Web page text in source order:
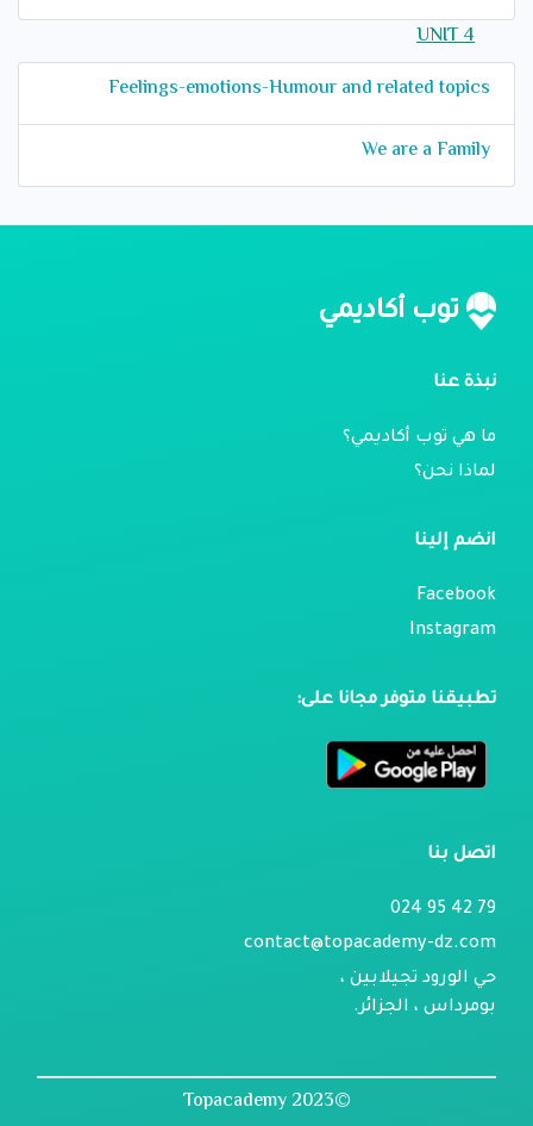
UNIT 4
Feelings-emotions-Humour and related topics
We are a Family
توب أكاديمي
نبذة عنا
ما هي توب أكاديمي؟
لماذا نحن؟
انضم إلينا
Facebook
Instagram
تطبيقنا متوفر مجانا على:
اتصل بنا
79 42 95 024
contact@topacademy-dz.com
حي الورود تجيلابين ،
بومرداس ، الجزائر.
©2023 Topacademy